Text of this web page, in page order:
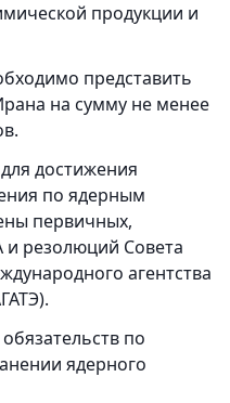
продукции и
представить
на сумму не менее
достижения
по ядерным
первичных,
резолюций Совета
агентства
по
ядерного